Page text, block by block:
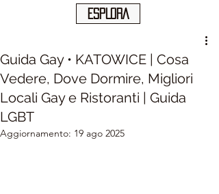
ESPLORA
Guida Gay • KATOWICE | Cosa
Vedere, Dove Dormire, Migliori
Locali Gay e Ristoranti | Guida
LGBT
Aggiornamento: 19 ago 2025